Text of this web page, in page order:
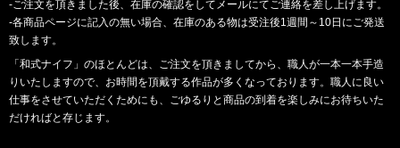
-ご注文を頂きました後、在庫の確認をしてメールにてご連絡を差し上げます。
-各商品ページに記入の無い場合、在庫のある物は受注後1週間～10日にご発送
致します。
「和式ナイフ」のほとんどは、ご注文を頂きましてから、職人が一本一本手造
りいたしますので、お時間を頂戴する作品が多くなっております。職人に良い
仕事をさせていただくためにも、ごゆるりと商品の到着を楽しみにお待ちいた
だければと存じます。